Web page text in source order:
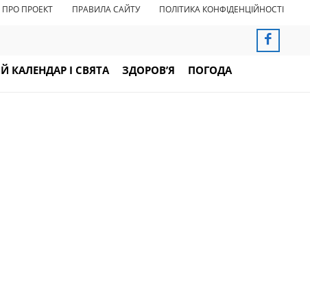
ПРО ПРОЕКТ ПРАВИЛА САЙТУ ПОЛІТИКА КОНФІДЕНЦІЙНОСТІ
КАЛЕНДАР І СВЯТА ЗДОРОВ’Я ПОГОДА